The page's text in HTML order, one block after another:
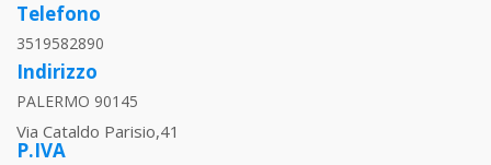
Telefono
3519582890
Indirizzo
PALERMO 90145
Via Cataldo Parisio,41
P.IVA